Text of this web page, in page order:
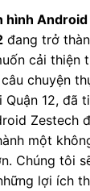
hình
đang trở
cải thiện
chuyện
Quận 12, đã
Zestech
một
Chúng tôi
lợi ích